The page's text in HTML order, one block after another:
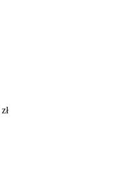
zł